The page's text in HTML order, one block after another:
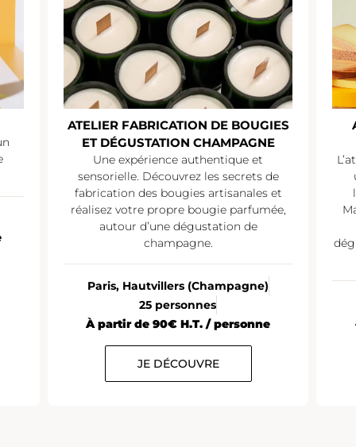
ATELIER FABRICATION DE BOUGIES
ET DÉGUSTATION CHAMPAGNE
Une expérience authentique et
sensorielle. Découvrez les secrets de
fabrication des bougies artisanales et
réalisez votre propre bougie parfumée,
autour d’une dégustation de
champagne.
Paris, Hautvillers (Champagne)
25 personnes
À partir de 90€ H.T. / personne
JE DÉCOUVRE